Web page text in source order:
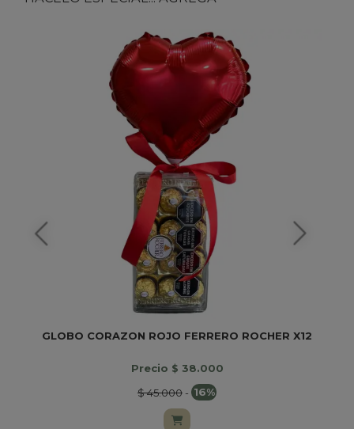
GLOBO CORAZON ROJO FERRERO ROCHER X12
Precio $ 38.000
$ 45.000- 16%